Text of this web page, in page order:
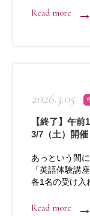
Read more
2026.3.05
【終了】午
3/7（土）開催
あっという間
「英語体験講
各1名の受け入
Read more